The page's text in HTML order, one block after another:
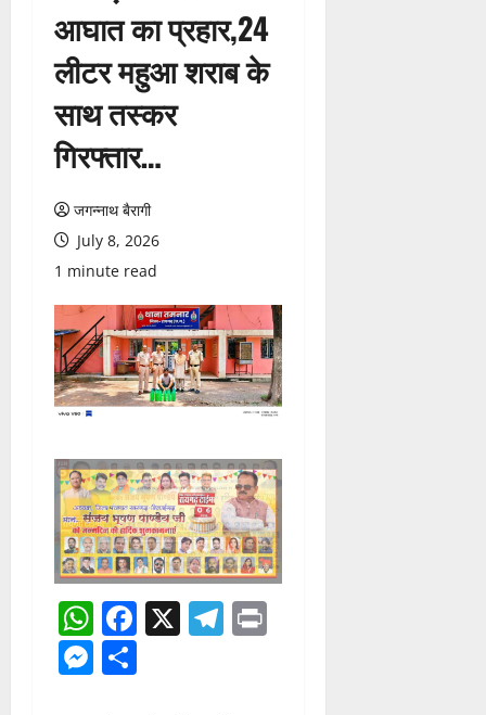
आघात का प्रहार,24
लीटर महुआ शराब के
साथ तस्कर
गिरफ्तार…
जगन्नाथ बैरागी
July 8, 2026
1 minute read
WhatsApp
Facebook
X Telegram
Messenger